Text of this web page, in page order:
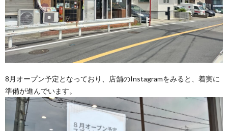
8月オープン予定となっており、店舗のInstagramをみると、着実に
準備が進んでいます。